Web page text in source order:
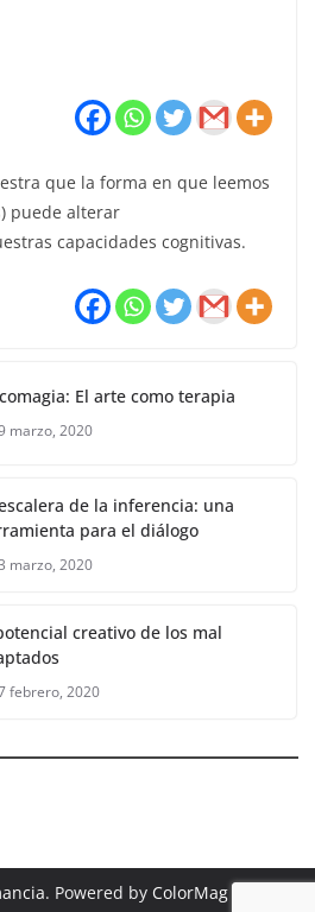
que la forma en que leemos
puede alterar
capacidades cognitivas.
El arte como terapia
marzo, 2020
de la inferencia: una
para el diálogo
marzo, 2020
creativo de los mal
febrero, 2020
. Powered by ColorMag